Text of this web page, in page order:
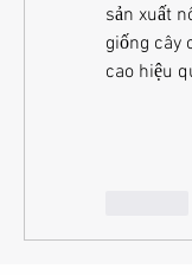
sản xuất
giống cây
cao hiệu